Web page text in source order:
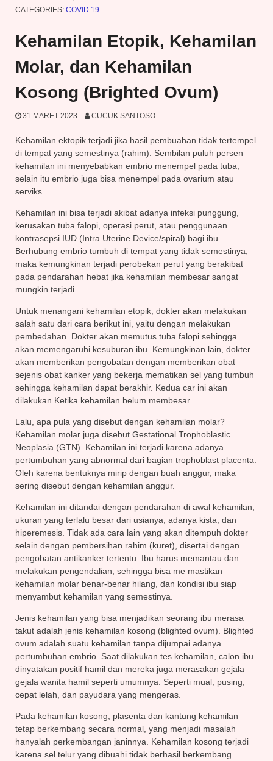
CATEGORIES: COVID 19
Kehamilan Etopik, Kehamilan
Molar, dan Kehamilan
Kosong (Brighted Ovum)
31 MARET 2023 CUCUK SANTOSO
Kehamilan ektopik terjadi jika hasil pembuahan tidak tertempel
di tempat yang semestinya (rahim). Sembilan puluh persen
kehamilan ini menyebabkan embrio menempel pada tuba,
selain itu embrio juga bisa menempel pada ovarium atau
serviks.
Kehamilan ini bisa terjadi akibat adanya infeksi punggung,
kerusakan tuba falopi, operasi perut, atau penggunaan
kontrasepsi IUD (Intra Uterine Device/spiral) bagi ibu.
Berhubung embrio tumbuh di tempat yang tidak semestinya,
maka kemungkinan terjadi perobekan perut yang berakibat
pada pendarahan hebat jika kehamilan membesar sangat
mungkin terjadi.
Untuk menangani kehamilan etopik, dokter akan melakukan
salah satu dari cara berikut ini, yaitu dengan melakukan
pembedahan. Dokter akan memutus tuba falopi sehingga
akan memengaruhi kesuburan ibu. Kemungkinan lain, dokter
akan memberikan pengobatan dengan memberikan obat
sejenis obat kanker yang bekerja mematikan sel yang tumbuh
sehingga kehamilan dapat berakhir. Kedua car ini akan
dilakukan Ketika kehamilan belum membesar.
Lalu, apa pula yang disebut dengan kehamilan molar?
Kehamilan molar juga disebut Gestational Trophoblastic
Neoplasia (GTN). Kehamilan ini terjadi karena adanya
pertumbuhan yang abnormal dari bagian trophoblast placenta.
Oleh karena bentuknya mirip dengan buah anggur, maka
sering disebut dengan kehamilan anggur.
Kehamilan ini ditandai dengan pendarahan di awal kehamilan,
ukuran yang terlalu besar dari usianya, adanya kista, dan
hiperemesis. Tidak ada cara lain yang akan ditempuh dokter
selain dengan pembersihan rahim (kuret), disertai dengan
pengobatan antikanker tertentu. Ibu harus memantau dan
melakukan pengendalian, sehingga bisa me mastikan
kehamilan molar benar-benar hilang, dan kondisi ibu siap
menyambut kehamilan yang semestinya.
Jenis kehamilan yang bisa menjadikan seorang ibu merasa
takut adalah jenis kehamilan kosong (blighted ovum). Blighted
ovum adalah suatu kehamilan tanpa dijumpai adanya
pertumbuhan embrio. Saat dilakukan tes kehamilan, calon ibu
dinyatakan positif hamil dan mereka juga merasakan gejala
gejala wanita hamil seperti umumnya. Seperti mual, pusing,
cepat lelah, dan payudara yang mengeras.
Pada kehamilan kosong, plasenta dan kantung kehamilan
tetap berkembang secara normal, yang menjadi masalah
hanyalah perkembangan janinnya. Kehamilan kosong terjadi
karena sel telur yang dibuahi tidak berhasil berkembang